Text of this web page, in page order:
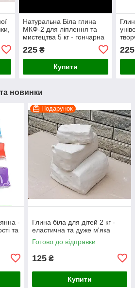
Натуральна Біла глина
МКФ-2 для ліплення та
мистецтва 5 кг - гончарна
225₴
Купити
225
новинки
-
та
Подарунок
Глина біла для дітей 2 кг -
еластична та дуже м'яка
Готово до відправки
125 ₴
Купити